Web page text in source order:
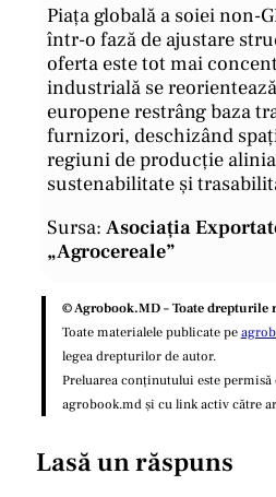
Piața globală a soiei non-
într-o fază de ajustare
oferta este tot mai
industrială se
europene restrâng baza
furnizori, deschizând
regiuni de producție
sustenabilitate și
Sursa: Asociația
„Agrocereale”
© Agrobook.MD – Toate drepturile
Toate materialele publicate pe
legea drepturilor de autor.
Preluarea conținutului este
agrobook.md și cu link activ către
Lasă un răspuns